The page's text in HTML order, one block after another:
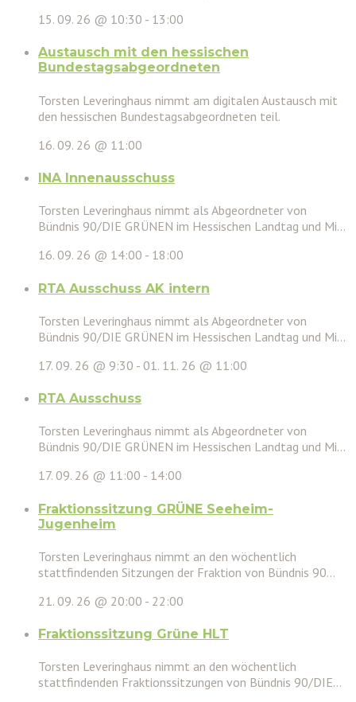
15. 09. 26 @ 10:30 - 13:00
Austausch mit den hessischen
Bundestagsabgeordneten
Torsten Leveringhaus nimmt am digitalen Austausch mit
den hessischen Bundestagsabgeordneten teil.
16. 09. 26 @ 11:00
INA Innenausschuss
Torsten Leveringhaus nimmt als Abgeordneter von
Bündnis 90/DIE GRÜNEN im Hessischen Landtag und Mi...
16. 09. 26 @ 14:00 - 18:00
RTA Ausschuss AK intern
Torsten Leveringhaus nimmt als Abgeordneter von
Bündnis 90/DIE GRÜNEN im Hessischen Landtag und Mi...
17. 09. 26 @ 9:30 - 01. 11. 26 @ 11:00
RTA Ausschuss
Torsten Leveringhaus nimmt als Abgeordneter von
Bündnis 90/DIE GRÜNEN im Hessischen Landtag und Mi...
17. 09. 26 @ 11:00 - 14:00
Fraktionssitzung GRÜNE Seeheim-
Jugenheim
Torsten Leveringhaus nimmt an den wöchentlich
stattfindenden Sitzungen der Fraktion von Bündnis 90...
21. 09. 26 @ 20:00 - 22:00
Fraktionssitzung Grüne HLT
Torsten Leveringhaus nimmt an den wöchentlich
stattfindenden Fraktionssitzungen von Bündnis 90/DIE...